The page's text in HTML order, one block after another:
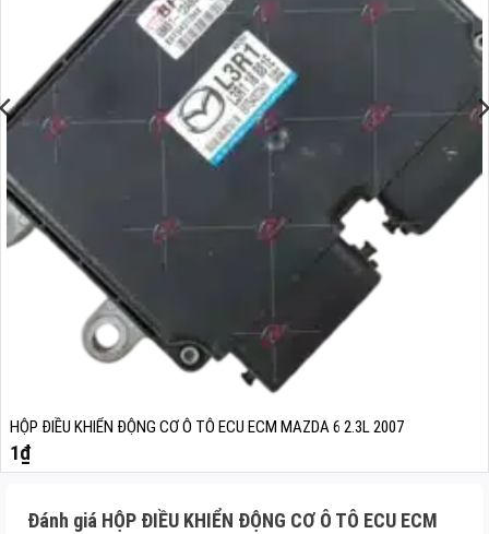
HỘP ĐIỀU KHIỂN ĐỘNG CƠ Ô TÔ ECU ECM MAZDA 6 2.3L 2007
1₫
Đánh giá HỘP ĐIỀU KHIỂN ĐỘNG CƠ Ô TÔ ECU ECM